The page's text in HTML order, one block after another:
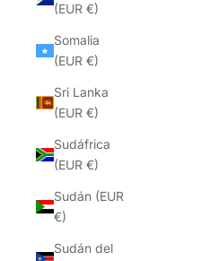
(EUR €)
Somalia
(EUR €)
Sri Lanka
(EUR €)
Sudáfrica
(EUR €)
Sudán (EUR
€)
Sudán del